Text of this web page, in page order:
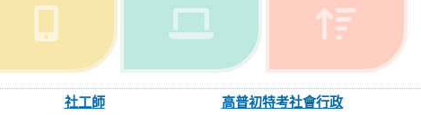
社工師
高普初特考社會行政